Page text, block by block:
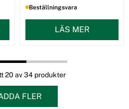
Beställningsvara
LÄS MER
20 av 34 produkter
FLER